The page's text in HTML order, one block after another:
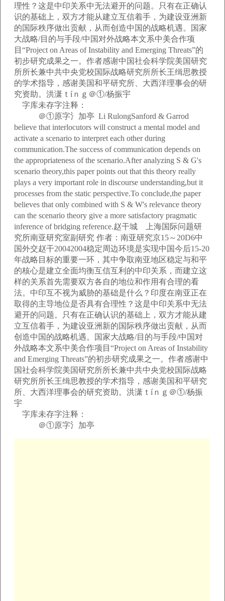
理性？这是中印关系中无法避开的问题。只有在正确认
识的基础上，双方才能从建立互信着手，为建设亚洲新
的国际秩序做出贡献，从而创造中国的战略机遇。国家
大战略/目的与手段/中国对外战略本文系中美合作项
目“Project on Areas of Instability and Emerging Threats”的
初步研究成果之一。作者感谢中国社会科学院美国研究
所所长兼中共中央党校国际战略研究所所长王缉思教授
的学术指导，感谢美国和平研究所、大西洋理事会的研
究资助。洪潇ｔíｎｇ＠①/杨振宇
字库未存字注释：
＠①原字氵加亭 Li RulongSanford & Garrod
believe that interlocutors will construct a mental model and
activate a scenario to interpret each other during
communication.The success of communication depends on
the appropriateness of the scenario.After analyzing S & G's
scenario theory,this paper points out that this theory really
plays a very important role in discourse understanding,but it
processes from the static perspective.To conclude,the paper
believes that only combined with S & W's relevance theory
can the scenario theory give a more satisfactory pragmatic
inference of bridging reference.赵干城 上海国际问题研
究所南亚研究室副研究 作者：南亚研究京15～20D6中
国外交赵干20042004稳定周边环境是实现中国今后15-20
年战略目标的重要一环，其中争取南亚地区稳定与和平
的核心是建立全面均衡互信互利的中印关系，而建立这
样的关系首先需要双方各自的地位和作用有合理的看
法。中印互不视为威胁的基础是什么？印度在南亚正在
取得的主导地位是否具有合理性？这是中印关系中无法
避开的问题。只有在正确认识的基础上，双方才能从建
立互信着手，为建设亚洲新的国际秩序做出贡献，从而
创造中国的战略机遇。国家大战略/目的与手段/中国对
外战略本文系中美合作项目“Project on Areas of Instability
and Emerging Threats”的初步研究成果之一。作者感谢中
国社会科学院美国研究所所长兼中共中央党校国际战略
研究所所长王缉思教授的学术指导，感谢美国和平研究
所、大西洋理事会的研究资助。洪潇ｔíｎｇ＠①/杨振
宇
字库未存字注释：
＠①原字氵加亭